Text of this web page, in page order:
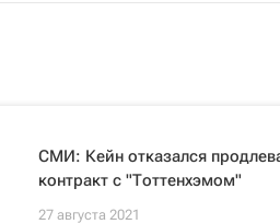
СМИ: Кейн отказался
контракт с "Тоттенхэмом"
27 августа 2021